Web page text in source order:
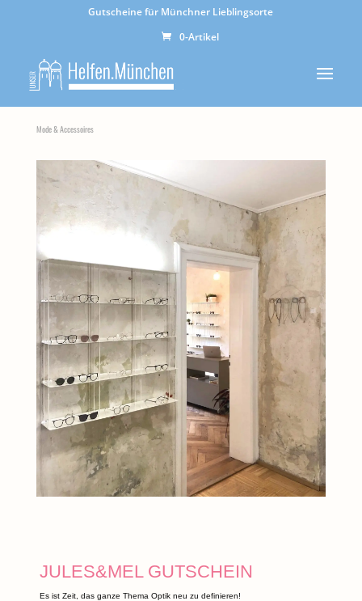
Gutscheine für Münchner Lieblingsorte
0-Artikel
Mode & Accessoires
JULES&MEL GUTSCHEIN
Es ist Zeit, das ganze Thema Optik neu zu definieren!